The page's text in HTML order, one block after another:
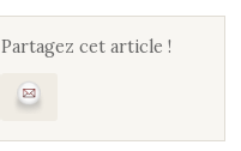
cet article !